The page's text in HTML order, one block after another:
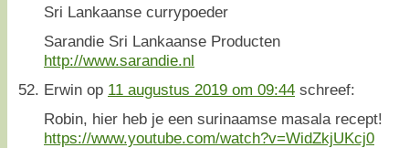
Sri Lankaanse currypoeder
Sarandie Sri Lankaanse Producten
http://www.sarandie.nl
Erwin op 11 augustus 2019 om 09:44 schreef:
Robin, hier heb je een surinaamse masala recept!
https://www.youtube.com/watch?v=WidZkjUKcj0